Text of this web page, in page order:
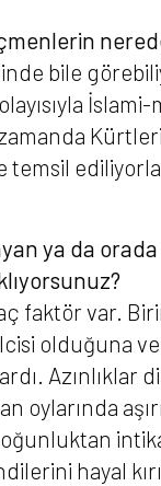
bile
ya da
faktör var.
olduğuna
Azınlıklar
oylarında
hayal